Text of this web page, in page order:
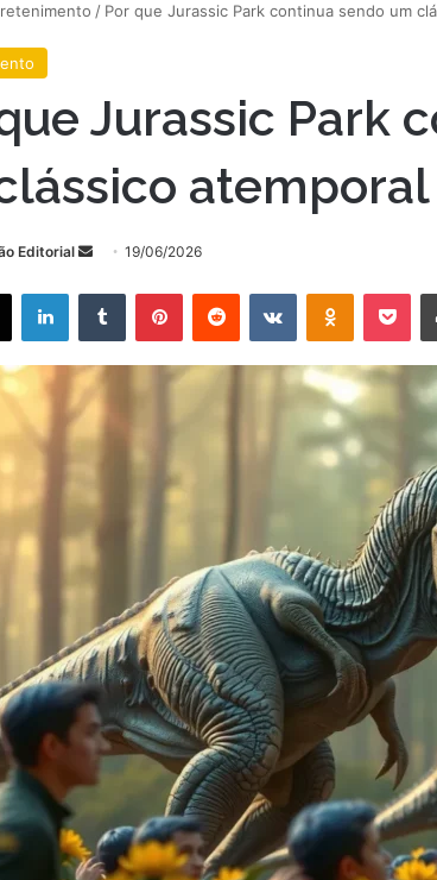
/ Por que Jurassic Park continua sendo um
Jurassic Park
atemporal
Editorial
Mande
e-
19/06/2026
X LinkedinTumblr PinterestReddit VK OK